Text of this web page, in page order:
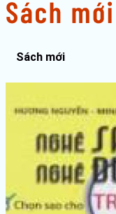
Sách mới